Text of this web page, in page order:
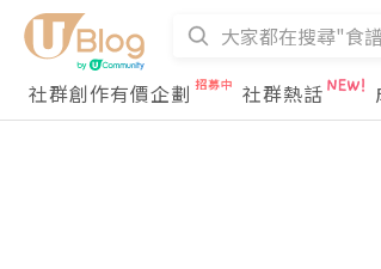
社群創作有價企劃 社群熱話